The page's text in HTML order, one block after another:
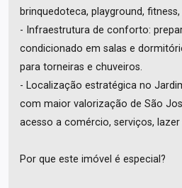
brinquedoteca, playground,
- Infraestrutura de conforto:
condicionado em salas e
para torneiras e chuveiros.
- Localização estratégica no
com maior valorização de São
acesso a comércio, serviços, lazer
Por que este imóvel é especial?